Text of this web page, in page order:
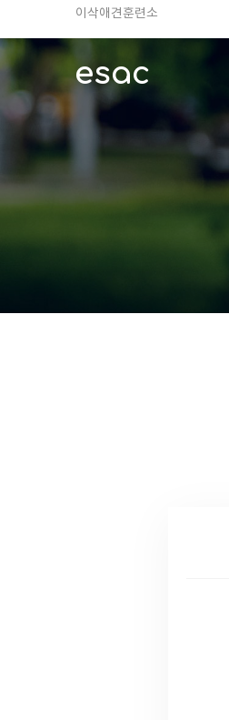
TV 동물농장 아저씨
경기도 화성시 봉담읍 위치
이찬종, 이웅종 소장 소개
esac